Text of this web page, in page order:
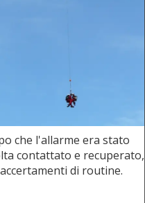
che l'allarme era stato
contattato e recuperato,
di routine.